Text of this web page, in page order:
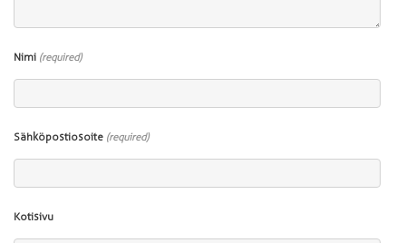
Nimi (required)
Sähköpostiosoite (required)
Kotisivu